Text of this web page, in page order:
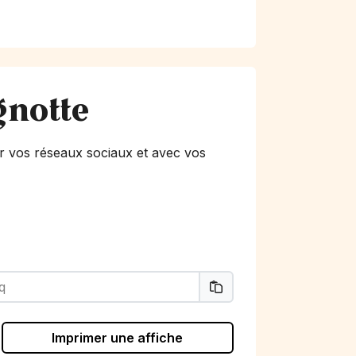
vos réseaux sociaux et avec vos
Imprimer une affiche